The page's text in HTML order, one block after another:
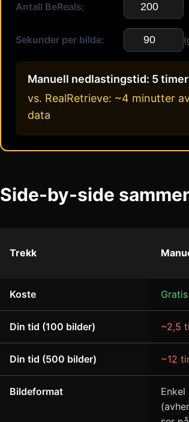
Antall BeReals:
Sekunder per bilde:
Manuell nedlastingstid: 5
vs. RealRetrieve: ~4 minutter
data
Side-by-side
Trekk
Koste Gratis
Din tid (100 bilder) ~2,5
Din tid (500 bilder) ~12
Bildeformat
Enkel